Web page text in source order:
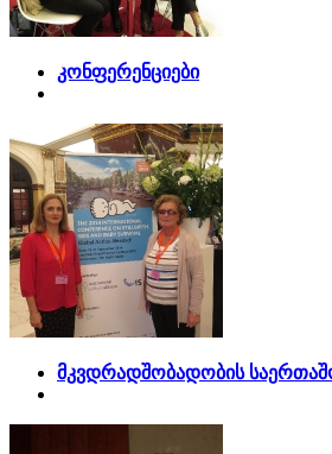
კონფერენციები
მკვდრადშობადობის